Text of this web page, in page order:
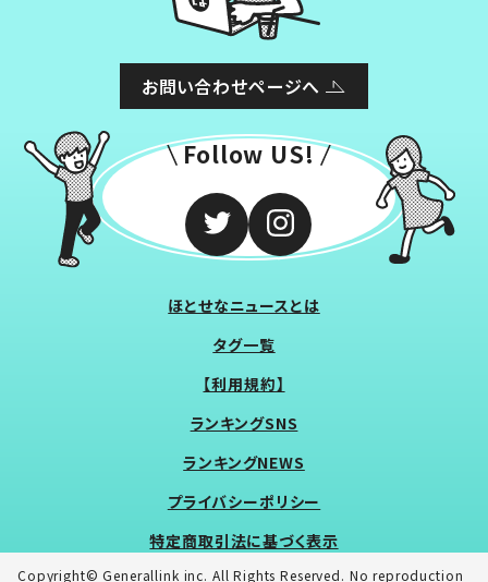
お問い合わせページへ
Follow US!
ほとせなニュースとは
タグ一覧
【利用規約】
ランキングSNS
ランキングNEWS
プライバシーポリシー
特定商取引法に基づく表示
Copyright© Generallink inc. All Rights Reserved. No reproduction